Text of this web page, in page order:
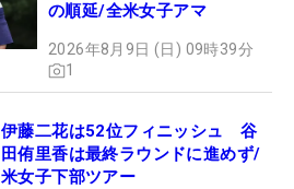
の順延/全米女子アマ
2026年8月9日 (日) 09時39分
1
伊藤二花は52位フィニッシュ 谷
田侑里香は最終ラウンドに進めず/
米女子下部ツアー